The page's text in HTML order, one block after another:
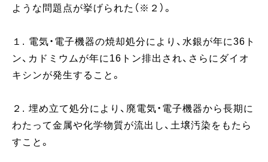
ような問題点が挙げられた（※２）。
１. 電気・電子機器の焼却処分により、水銀が年に36ト
ン、カドミウムが年に16トン排出され、さらにダイオ
キシンが発生すること。
２. 埋め立て処分により、廃電気・電子機器から長期に
わたって金属や化学物質が流出し、土壌汚染をもたら
すこと。